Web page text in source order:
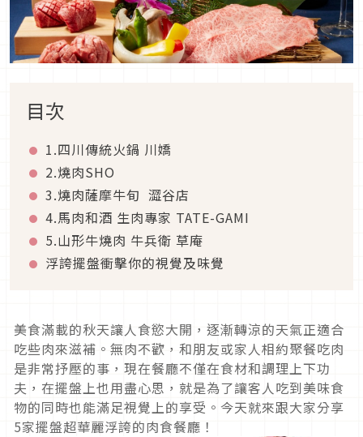
目次
1.四川傳統火鍋 川嬌
2.燒肉SHO
3.燒肉薩摩牛旬 澀谷店
4.馬肉和酒 生肉專家 TATE-GAMI
5.山形牛燒肉 牛兵衛 草庵
浮誇擺盤衝擊你的視覺及味覺
美食滿載的秋天讓人食慾大開，逐漸轉涼的天氣正適合
吃些肉來滋補。無肉不歡，和朋友或家人相約聚餐吃肉
是非常抒壓的事，現在餐廳不僅在食材和調理上下功
夫，在擺盤上也用盡心思，就是為了讓客人吃到美味食
物的同時也能滿足視覺上的享受。今天就來跟大家分享
5家擺盤超華麗浮誇的肉食餐廳！